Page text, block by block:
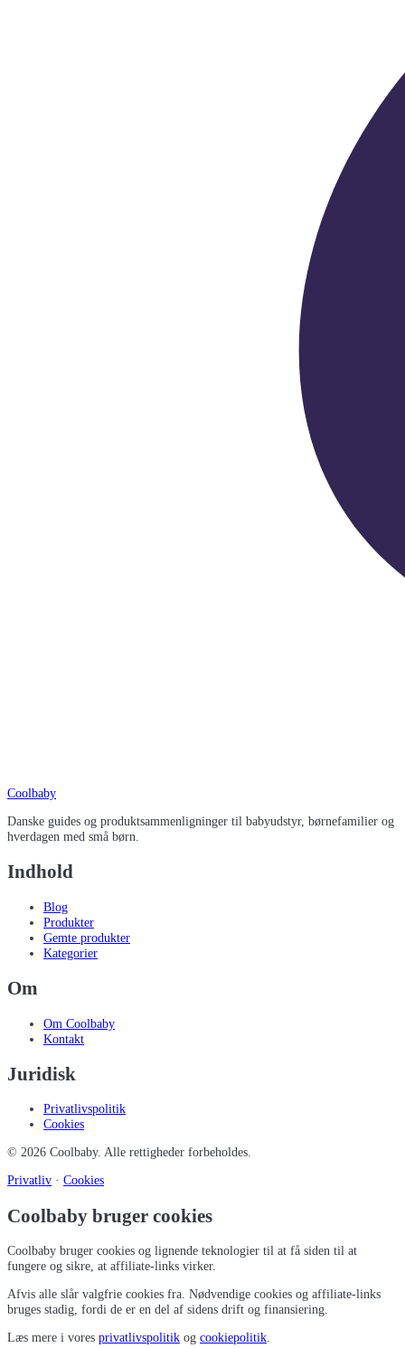
Coolbaby
Danske guides og produktsammenligninger til babyudstyr, børnefamilier og
hverdagen med små børn.
Indhold
Blog
Produkter
Gemte produkter
Kategorier
Om
Om Coolbaby
Kontakt
Juridisk
Privatlivspolitik
Cookies
© 2026 Coolbaby. Alle rettigheder forbeholdes.
Privatliv · Cookies
Coolbaby bruger cookies
Coolbaby bruger cookies og lignende teknologier til at få siden til at
fungere og sikre, at affiliate-links virker.
Afvis alle slår valgfrie cookies fra. Nødvendige cookies og affiliate-links
bruges stadig, fordi de er en del af sidens drift og finansiering.
Læs mere i vores privatlivspolitik og cookiepolitik.